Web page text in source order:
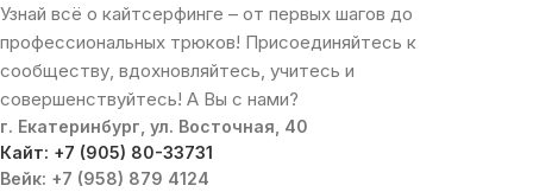
Узнай всё о кайтсерфинге – от первых шагов до
профессиональных трюков! Присоединяйтесь к
сообществу, вдохновляйтесь, учитесь и
совершенствуйтесь! А Вы с нами?
г. Екатеринбург, ул. Восточная, 40
Кайт: +7 (905) 80-33731
Вейк: +7 (958) 879 4124